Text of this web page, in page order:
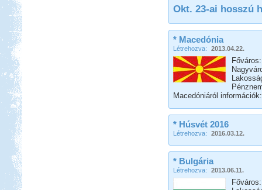
Okt. 23-ai hosszú
* Macedónia
Létrehozva: 2013.04.22.
Macedóniáról
* Húsvét 2016
Létrehozva: 2016.03.12.
* Bulgária
Létrehozva: 2013.06.11.